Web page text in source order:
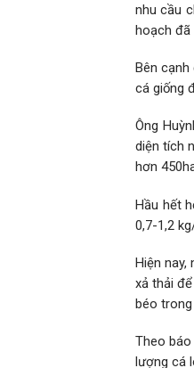
nhu cầu
hoạch đã
Bên
cá giống
Ông
diện tích
hơn
Hầu hết
0,7-1,2
Hiện
xả thải
béo
Theo
lượng cá